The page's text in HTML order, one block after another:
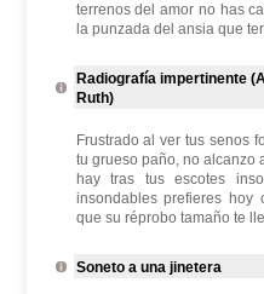
terrenos del amor no has
la punzada del ansia que
Radiografía impertinente
Ruth)
Frustrado al ver tus senos
tu grueso paño, no alcanzo
hay tras tus escotes
insondables prefieres hoy
que su réprobo tamaño te
Soneto a una jinetera